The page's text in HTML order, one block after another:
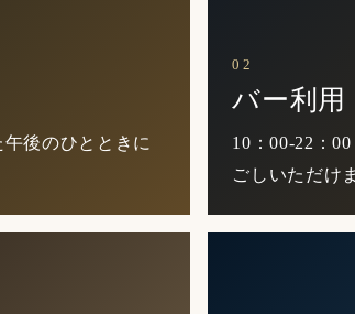
後のひとときに
02
バー利用
10：00-22：
ごしいただけ